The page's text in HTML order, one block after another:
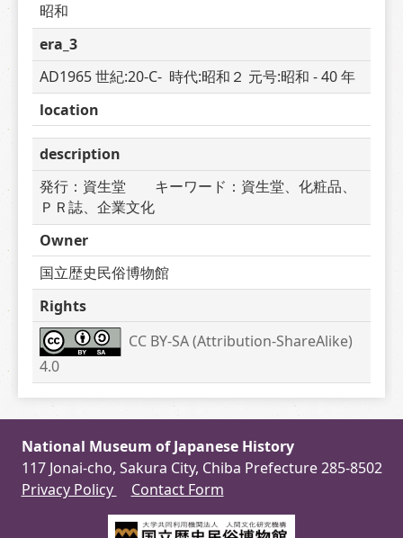
昭和
era_3
AD1965 世紀:20-C-  時代:昭和２ 元号:昭和 - 40 年
location
description
発行：資生堂　　キーワード：資生堂、化粧品、
ＰＲ誌、企業文化
Owner
国立歴史民俗博物館
Rights
CC BY-SA (Attribution-ShareAlike)
4.0
National Museum of Japanese History
117 Jonai-cho, Sakura City, Chiba Prefecture 285-8502
Privacy Policy
Contact Form